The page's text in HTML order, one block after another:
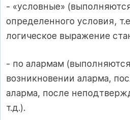
- «условные»
определенного условия,
логическое выражение
- по алармам
возникновении аларма,
аларма, после
т.д.).